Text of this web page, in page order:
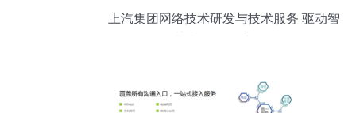
上汽集团网络技术研发与技术服务 驱动智